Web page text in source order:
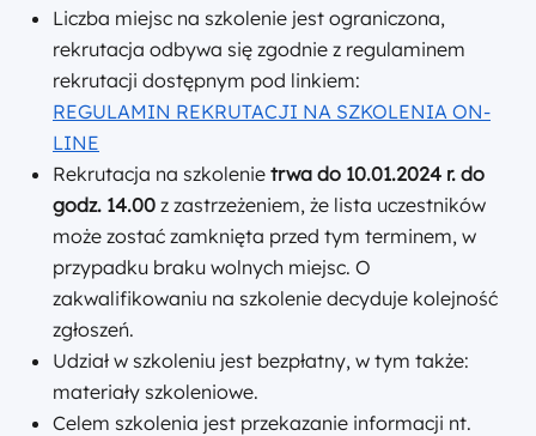
Liczba miejsc na szkolenie jest ograniczona,
rekrutacja odbywa się zgodnie z regulaminem
rekrutacji dostępnym pod linkiem:
REGULAMIN REKRUTACJI NA SZKOLENIA ON-
LINE
Rekrutacja na szkolenie trwa do 10.01.2024 r. do
godz. 14.00 z zastrzeżeniem, że lista uczestników
może zostać zamknięta przed tym terminem, w
przypadku braku wolnych miejsc. O
zakwalifikowaniu na szkolenie decyduje kolejność
zgłoszeń.
Udział w szkoleniu jest bezpłatny, w tym także:
materiały szkoleniowe.
Celem szkolenia jest przekazanie informacji nt.